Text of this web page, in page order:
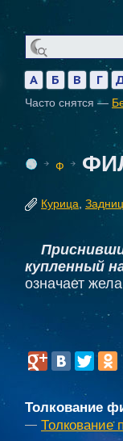
А Б В Г
Часто снятся —
Ф
Курица
купленный
означает
Толкование
Толкование